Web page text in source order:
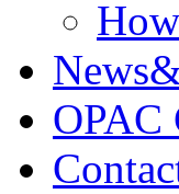
OPAC